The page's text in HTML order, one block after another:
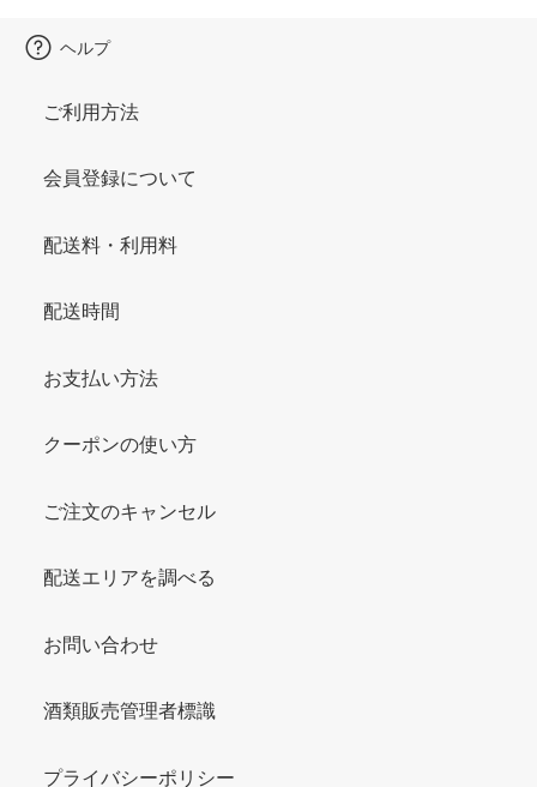
ヘルプ
ご利用方法
会員登録について
配送料・利用料
配送時間
お支払い方法
クーポンの使い方
ご注文のキャンセル
配送エリアを調べる
お問い合わせ
酒類販売管理者標識
プライバシーポリシー